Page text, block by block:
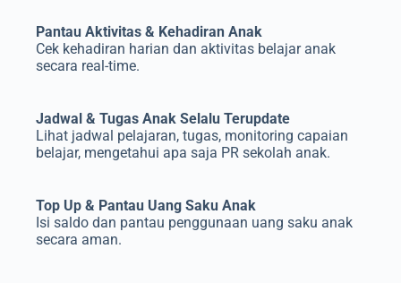
Pantau Aktivitas & Kehadiran Anak
Cek kehadiran harian dan aktivitas belajar anak
secara real-time.
Jadwal & Tugas Anak Selalu Terupdate
Lihat jadwal pelajaran, tugas, monitoring capaian
belajar, mengetahui apa saja PR sekolah anak.
Top Up & Pantau Uang Saku Anak
Isi saldo dan pantau penggunaan uang saku anak
secara aman.